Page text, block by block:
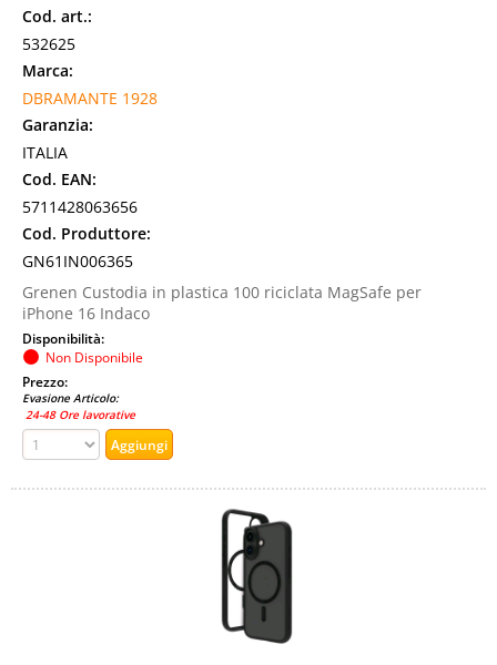
Cod. art.:
532625
Marca:
DBRAMANTE 1928
Garanzia:
ITALIA
Cod. EAN:
5711428063656
Cod. Produttore:
GN61IN006365
Grenen Custodia in plastica 100 riciclata MagSafe per
iPhone 16 Indaco
Disponibilità:
Non Disponibile
Prezzo:
Evasione Articolo:
24-48 Ore lavorative